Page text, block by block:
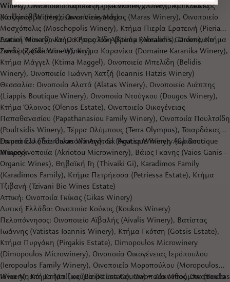
Wines), Οινοποιία Τσικρικώνη (Tsikrikonis Winery), Αμπελώνες
Χατζησάββα (Hatzisavva Vineyards)
Winery), Οινοποιείο Κάππα (Kappa Winery), Οινοποιείο Κόκκινος
(Kokkinos Winery), Οινοποιείο Μάρας (Maras Winery), Οινοποιείο
Μοσχόπολις (Moschopolis Winery), Κτήμα Πιερία Ερατεινή (Pieria
Eratini Winery), Κτήμα Ρωμαλίδη (Ktima Romalidis), Οινοποιείο
Σκίουρος (Skiouros Winery)
Δυτική Μακεδονία: Ο Κήπος Του Αβραάμ (Abraam's Garden), Κτήμα
Ζανδέ (Zande Winery), Κτήμα Καρανίκα (Domaine Karanika Winery),
Κτήμα Μάγγελ (Ktima Maggel), Οινοποιείο Μπελίδη (Belidis
Winery), Οινοποιείο Ιωάννη Χατζή (Ioannis Hatzis Winery)
Θεσσαλία: Οινοποιία Αλατά (Alatas Winery), Οινοποιείο Λιάππης
(Liappis Boutique Winery), Οινοποιία Ντούγκου (Dougos Winery),
Κτήμα Όλοινος (Olenos Estate), Οινοποιείο Οικογένειας
Παπαθανασίου (Papathanasiou Family Winery), Οινοποιία Πουλτσίδη
(Poultsidis Winery), Τέρρα Ολύμπους (Terra Olympus), Τσιαρδάκας
Οινοποιείο (Tsiardakas Winery), Gk Boutique Winery (Gk Boutique
Winery)
Στερεά Ελλάδα: Οινοποιία Αγάτσα (Agatsa Winery), Ακριώτου
Μικροοινοποιία (Akriotou Microwinery), Βάιος Γκανης (Vaios Ganis -
Organic Wines), Θηβαϊκή Γη (Thivaiki Gi), Karadimos Family
(Karadimos Family), Κτήμα Πετρήεσσα (Petriessa Estate), Κτήμα
Τζιβανή (Tzivani Bio Wines Estate)
Αττική: Οινοποιία Γκίκας (Gikas Winery)
Δυτική Ελλάδα: Οινοποιία Κούκος (Koukos Winery)
Πελοπόννησος: Οινοποιείο Αϊβαλής (Aivalis Winery), Βατίστας
Ιωάννης (Vatistas Ioannis Winery), Κτήμα Γκότση (Gotsis Estate),
Κτήμα Πυργάκη (Pirgakis Estate), Dimopoulos Microwinery
(Dimopoulos Microwinery), Οινοποιία Οικογένειας Ιερόπουλου
(Ieropoulos Family Winery), Οινοποιείο Μοροπούλου (Moropoulos
Winery), Κτήμα Μπίζιος (Bizios Estate), Οινοποιία Μπούμπα (Boubas
Ιόνια Νησιά: Κτήμα Γκούμα (Ktima Gouma) – Ζάκυνθος, Οινοποιείο